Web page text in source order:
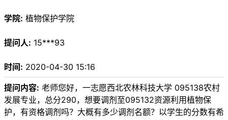
学院: 植物保护学院
提问人: 15***93
时间: 2020-04-30 15:16
提问内容: 老师您好，一志愿西北农林科技大学 095138农村
发展专业，总分290，想要调剂至095132资源利用植物保
护，有资格调剂吗？大概有多少调剂名额？以学生的分数有希